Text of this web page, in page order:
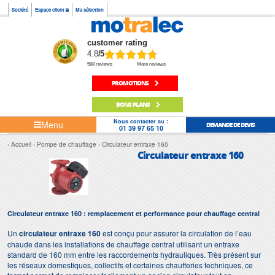
Société Espace client Ma sélection
customer rating
4.8/5
598 reviews More reviews
PROMOTIONS
BONS PLANS
Menu Nous contacter au :
01 39 97 65 10 DEMANDE DE DEVIS
Accueil Pompe de chauffage Circulateur entraxe 160
Circulateur entraxe 160
Circulateur entraxe 160 : remplacement et performance pour chauffage central
Un circulateur entraxe 160est conçu pour assurer la circulation de l’eau
chaude dans les installations de chauffage central utilisant un entraxe
standard de 160 mm entre les raccordements hydrauliques. Très présent sur
les réseaux domestiques, collectifs et certaines chaufferies techniques, ce